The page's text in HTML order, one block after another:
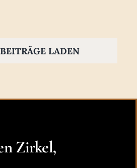
LADEN
Zirkel,